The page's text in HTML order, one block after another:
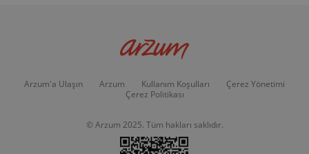
Arzum'a Ulaşın Arzum Kullanım Koşulları
Çerez Yönetimi
Çerez Politikası
© Arzum 2025. Tüm hakları saklıdır.